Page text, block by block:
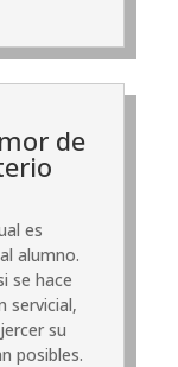
de
es
alumno.
se hace
servicial,
su
posibles.